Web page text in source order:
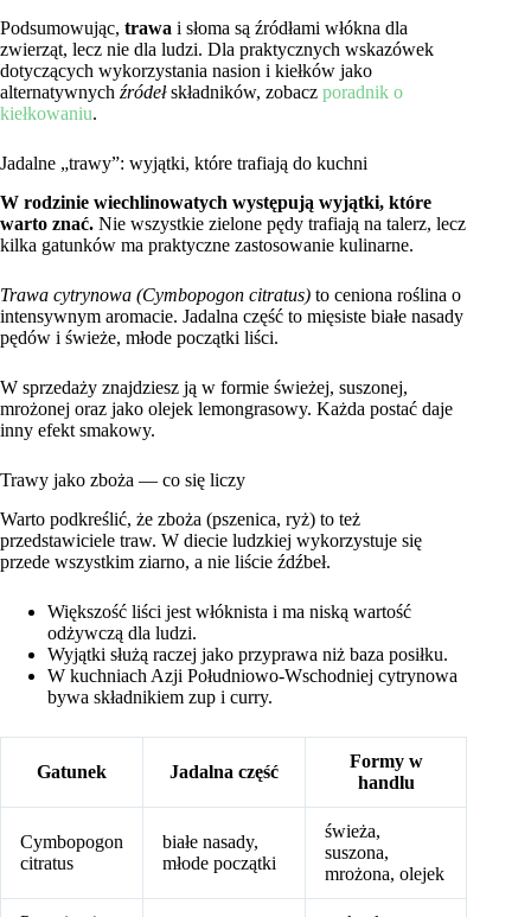
Podsumowując, trawa i słoma są źródłami włókna dla
zwierząt, lecz nie dla ludzi. Dla praktycznych wskazówek
dotyczących wykorzystania nasion i kiełków jako
alternatywnych źródełskładników, zobacz poradnik o
kiełkowaniu.
Jadalne „trawy”: wyjątki, które trafiają do kuchni
W rodzinie wiechlinowatych występują wyjątki, które
warto znać. Nie wszystkie zielone pędy trafiają na talerz, lecz
kilka gatunków ma praktyczne zastosowanie kulinarne.
Trawa cytrynowa (Cymbopogon citratus) to ceniona roślina o
intensywnym aromacie. Jadalna część to mięsiste białe nasady
pędów i świeże, młode początki liści.
W sprzedaży znajdziesz ją w formie świeżej, suszonej,
mrożonej oraz jako olejek lemongrasowy. Każda postać daje
inny efekt smakowy.
Trawy jako zboża — co się liczy
Warto podkreślić, że zboża (pszenica, ryż) to też
przedstawiciele traw. W diecie ludzkiej wykorzystuje się
przede wszystkim ziarno, a nie liście źdźbeł.
Większość liści jest włóknista i ma niską wartość
odżywczą dla ludzi.
Wyjątki służą raczej jako przyprawa niż baza posiłku.
W kuchniach Azji Południowo‑Wschodniej cytrynowa
bywa składnikiem zup i curry.
Gatunek Jadalna część
Formy w
handlu
Cymbopogon
citratus
białe nasady,
młode początki
świeża,
suszona,
mrożona, olejek